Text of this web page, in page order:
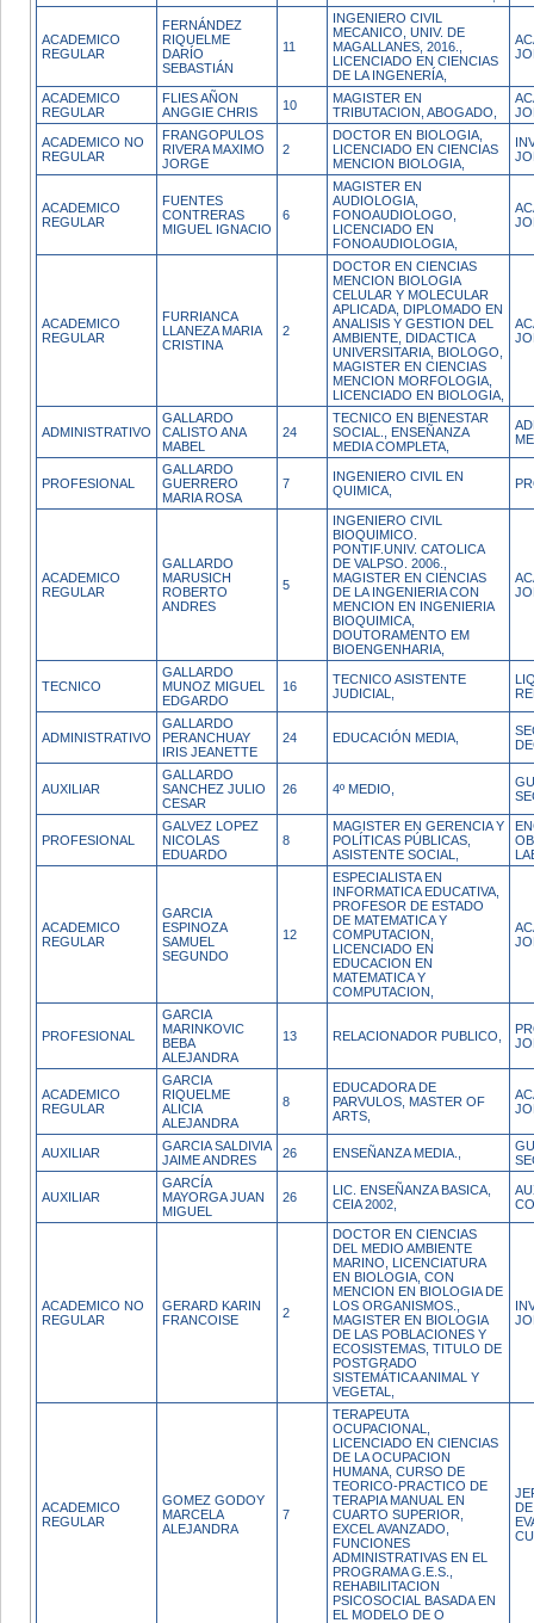
ACADEMICO
REGULAR
FERNÁNDEZ
RIQUELME
DARÍO
SEBASTIÁN
11
INGENIERO CIVIL
MECANICO, UNIV. DE
MAGALLANES, 2016.,
LICENCIADO EN CIENCIAS
DE LA INGENERÍA,
ACADEMICO
REGULAR
FLIES AÑON
ANGGIE CHRIS
10
MAGISTER EN
TRIBUTACION, ABOGADO,
ACADEMICO NO
REGULAR
FRANGOPULOS
RIVERA MAXIMO
JORGE
2
DOCTOR EN BIOLOGIA,
LICENCIADO EN CIENCIAS
MENCION BIOLOGIA,
ACADEMICO
REGULAR
FUENTES
CONTRERAS
MIGUEL IGNACIO
6
MAGISTER EN
AUDIOLOGIA,
FONOAUDIOLOGO,
LICENCIADO EN
FONOAUDIOLOGIA,
ACADEMICO
REGULAR
FURRIANCA
LLANEZA MARIA
CRISTINA
2
DOCTOR EN CIENCIAS
MENCION BIOLOGIA
CELULAR Y MOLECULAR
APLICADA, DIPLOMADO EN
ANALISIS Y GESTION DEL
AMBIENTE, DIDACTICA
UNIVERSITARIA, BIOLOGO,
MAGISTER EN CIENCIAS
MENCION MORFOLOGIA,
LICENCIADO EN BIOLOGIA,
ADMINISTRATIVO
GALLARDO
CALISTO ANA
MABEL
24
TECNICO EN BIENESTAR
SOCIAL., ENSEÑANZA
MEDIA COMPLETA,
PROFESIONAL
GALLARDO
GUERRERO
MARIA ROSA
7
INGENIERO CIVIL EN
QUIMICA,
ACADEMICO
REGULAR
GALLARDO
MARUSICH
ROBERTO
ANDRES
5
INGENIERO CIVIL
BIOQUIMICO.
PONTIF.UNIV. CATOLICA
DE VALPSO. 2006.,
MAGISTER EN CIENCIAS
DE LA INGENIERIA CON
MENCION EN INGENIERIA
BIOQUIMICA,
DOUTORAMENTO EM
BIOENGENHARIA,
TECNICO
GALLARDO
MUNOZ MIGUEL
EDGARDO
16
TECNICO ASISTENTE
JUDICIAL,
ADMINISTRATIVO
GALLARDO
PERANCHUAY
IRIS JEANETTE
24 EDUCACIÓN MEDIA,
AUXILIAR
GALLARDO
SANCHEZ JULIO
CESAR
26 4º MEDIO,
PROFESIONAL
GALVEZ LOPEZ
NICOLAS
EDUARDO
8
MAGISTER EN GERENCIA Y
POLÍTICAS PÚBLICAS,
ASISTENTE SOCIAL,
ACADEMICO
REGULAR
GARCIA
ESPINOZA
SAMUEL
SEGUNDO
12
ESPECIALISTA EN
INFORMATICA EDUCATIVA,
PROFESOR DE ESTADO
DE MATEMATICA Y
COMPUTACION,
LICENCIADO EN
EDUCACION EN
MATEMATICA Y
COMPUTACION,
PROFESIONAL
GARCIA
MARINKOVIC
BEBA
ALEJANDRA
13 RELACIONADOR PUBLICO,
ACADEMICO
REGULAR
GARCIA
RIQUELME
ALICIA
ALEJANDRA
8
EDUCADORA DE
PARVULOS, MASTER OF
ARTS,
AUXILIAR
GARCIA SALDIVIA
JAIME ANDRES
26 ENSEÑANZA MEDIA.,
AUXILIAR
GARCÍA
MAYORGA JUAN
MIGUEL
26
LIC. ENSEÑANZA BASICA,
CEIA 2002,
ACADEMICO NO
REGULAR
GERARD KARIN
FRANCOISE
2
DOCTOR EN CIENCIAS
DEL MEDIO AMBIENTE
MARINO, LICENCIATURA
EN BIOLOGIA, CON
MENCION EN BIOLOGIA DE
LOS ORGANISMOS.,
MAGISTER EN BIOLOGIA
DE LAS POBLACIONES Y
ECOSISTEMAS, TITULO DE
POSTGRADO
SISTEMÁTICA ANIMAL Y
VEGETAL,
ACADEMICO
REGULAR
GOMEZ GODOY
MARCELA
ALEJANDRA
7
TERAPEUTA
OCUPACIONAL,
LICENCIADO EN CIENCIAS
DE LA OCUPACION
HUMANA, CURSO DE
TEORICO-PRACTICO DE
TERAPIA MANUAL EN
CUARTO SUPERIOR,
EXCEL AVANZADO,
FUNCIONES
ADMINISTRATIVAS EN EL
PROGRAMA G.E.S.,
REHABILITACION
PSICOSOCIAL BASADA EN
EL MODELO DE O